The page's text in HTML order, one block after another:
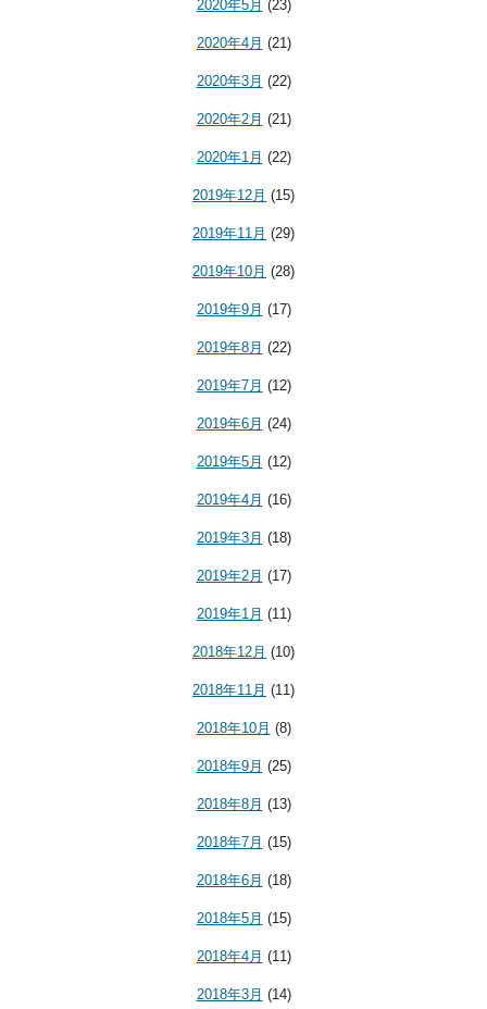
2020年5月 (23)
2020年4月 (21)
2020年3月 (22)
2020年2月 (21)
2020年1月 (22)
2019年12月 (15)
2019年11月 (29)
2019年10月 (28)
2019年9月 (17)
2019年8月 (22)
2019年7月 (12)
2019年6月 (24)
2019年5月 (12)
2019年4月 (16)
2019年3月 (18)
2019年2月 (17)
2019年1月 (11)
2018年12月 (10)
2018年11月 (11)
2018年10月 (8)
2018年9月 (25)
2018年8月 (13)
2018年7月 (15)
2018年6月 (18)
2018年5月 (15)
2018年4月 (11)
2018年3月 (14)